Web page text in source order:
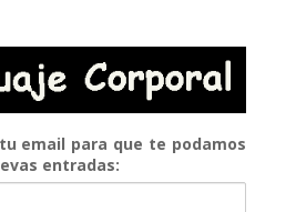
email para que te podamos
entradas: